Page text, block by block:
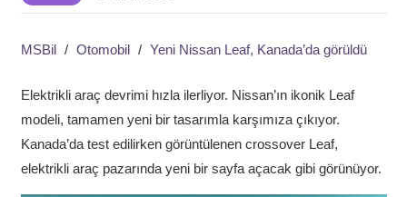
MSBil / Otomobil / Yeni Nissan Leaf, Kanada’da görüldü
Elektrikli araç devrimi hızla ilerliyor. Nissan’ın ikonik Leaf
modeli, tamamen yeni bir tasarımla karşımıza çıkıyor.
Kanada’da test edilirken görüntülenen crossover Leaf,
elektrikli araç pazarında yeni bir sayfa açacak gibi görünüyor.